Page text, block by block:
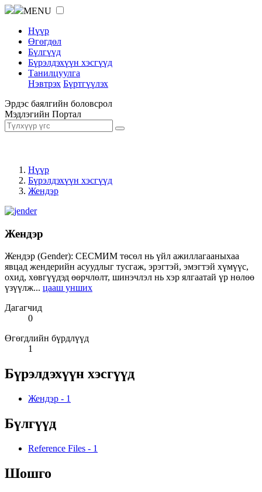
MENU
Нүүр
Өгөгдөл
Бүлгүүд
Бүрэлдэхүүн хэсгүүд
Танилцуулга
Нэвтрэх Бүртгүүлэх
Эрдэс баялгийн боловсрол
Мэдлэгийн Портал
Нүүр
Бүрэлдэхүүн хэсгүүд
Жендэр
Жендэр
Жендэр (Gender): СЕСМИМ төсөл нь үйл ажиллагааныхаа
явцад жендерийн асуудлыг тусгаж, эрэгтэй, эмэгтэй хүмүүс,
охид, хөвгүүдэд өөрчлөлт, шинэчлэл нь хэр ялгаатай үр нөлөө
үзүүлж... цааш унших
Дагагчид
0
Өгөгдлийн бүрдлүүд
1
Бүрэлдэхүүн хэсгүүд
Жендэр - 1
Бүлгүүд
Reference Files - 1
Шошго